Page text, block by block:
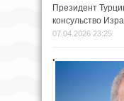
Президент
консульство
07.04.2026 23:25